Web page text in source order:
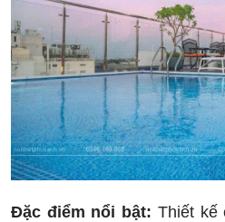
Đặc điểm nổi bật: Thiết kế